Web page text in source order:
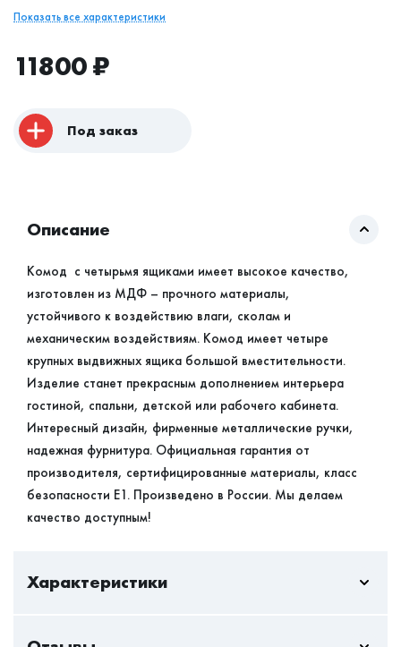
Показать все характеристики
11800₽
Под заказ
Описание
Комод с четырьмя ящиками имеет высокое качество,
изготовлен из МДФ – прочного материалы,
устойчивого к воздействию влаги, сколам и
механическим воздействиям. Комод имеет четыре
крупных выдвижных ящика большой вместительности.
Изделие станет прекрасным дополнением интерьера
гостиной, спальни, детской или рабочего кабинета.
Интересный дизайн, фирменные металлические ручки,
надежная фурнитура. Официальная гарантия от
производителя, сертифицированные материалы, класс
безопасности Е1. Произведено в России. Мы делаем
качество доступным!
Характеристики